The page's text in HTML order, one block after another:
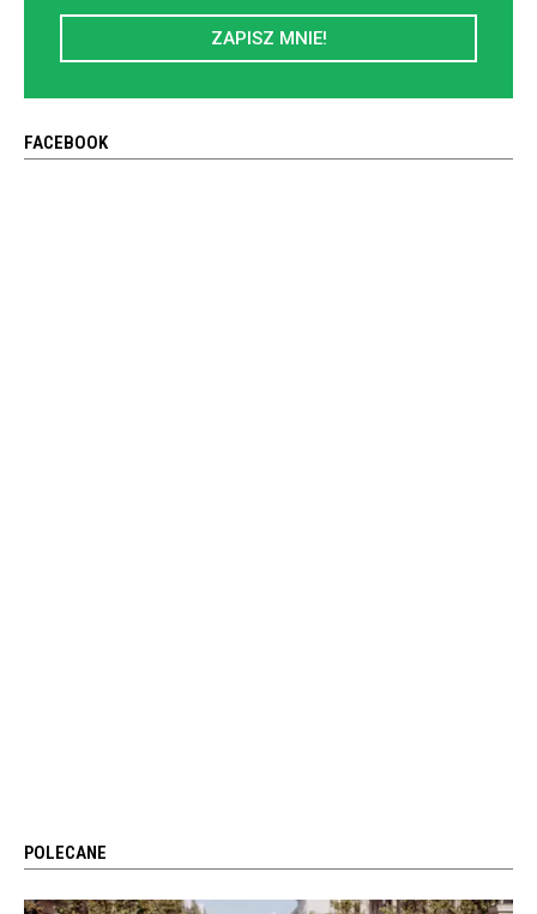
ZAPISZ MNIE!
FACEBOOK
POLECANE